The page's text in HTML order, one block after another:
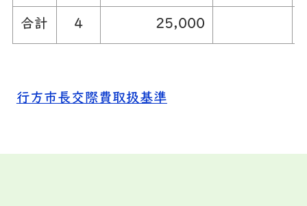
合計 4 25,000
行方市長交際費取扱基準